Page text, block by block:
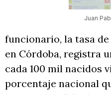
Juan
funcionario, la tasa
en Córdoba, registra
cada 100 mil nacidos
porcentaje nacional